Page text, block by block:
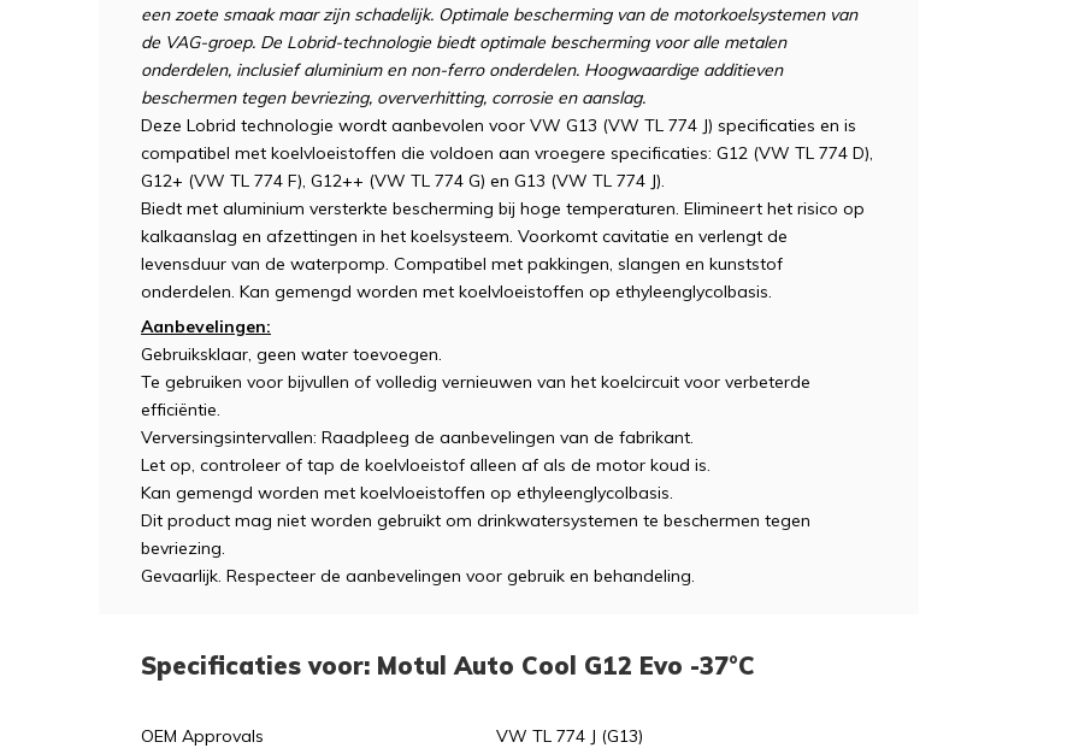
een zoete smaak maar zijn schadelijk. Optimale bescherming van de motorkoelsystemen van
de VAG-groep. De Lobrid-technologie biedt optimale bescherming voor alle metalen
onderdelen, inclusief aluminium en non-ferro onderdelen. Hoogwaardige additieven
beschermen tegen bevriezing, oververhitting, corrosie en aanslag.
Deze Lobrid technologie wordt aanbevolen voor VW G13 (VW TL 774 J) specificaties en is
compatibel met koelvloeistoffen die voldoen aan vroegere specificaties: G12 (VW TL 774 D),
G12+ (VW TL 774 F), G12++ (VW TL 774 G) en G13 (VW TL 774 J).
Biedt met aluminium versterkte bescherming bij hoge temperaturen. Elimineert het risico op
kalkaanslag en afzettingen in het koelsysteem. Voorkomt cavitatie en verlengt de
levensduur van de waterpomp. Compatibel met pakkingen, slangen en kunststof
onderdelen. Kan gemengd worden met koelvloeistoffen op ethyleenglycolbasis.
Aanbevelingen:
Gebruiksklaar, geen water toevoegen.
Te gebruiken voor bijvullen of volledig vernieuwen van het koelcircuit voor verbeterde
efficiëntie.
Verversingsintervallen: Raadpleeg de aanbevelingen van de fabrikant.
Let op, controleer of tap de koelvloeistof alleen af als de motor koud is.
Kan gemengd worden met koelvloeistoffen op ethyleenglycolbasis.
Dit product mag niet worden gebruikt om drinkwatersystemen te beschermen tegen
bevriezing.
Gevaarlijk. Respecteer de aanbevelingen voor gebruik en behandeling.
Specificaties voor: Motul Auto Cool G12 Evo -37°C
OEM Approvals VW TL 774 J (G13)